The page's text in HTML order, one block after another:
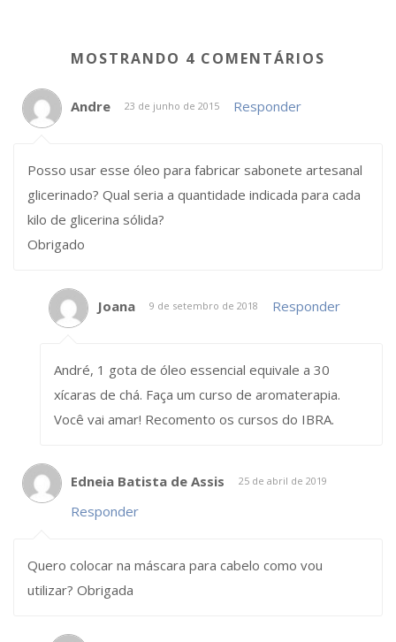
MOSTRANDO 4 COMENTÁRIOS
Andre 23 de junho de 2015 Responder
Posso usar esse óleo para fabricar sabonete artesanal
glicerinado? Qual seria a quantidade indicada para cada
kilo de glicerina sólida?
Obrigado
Joana 9 de setembro de 2018 Responder
André, 1 gota de óleo essencial equivale a 30
xícaras de chá. Faça um curso de aromaterapia.
Você vai amar! Recomento os cursos do IBRA.
Edneia Batista de Assis 25 de abril de 2019
Responder
Quero colocar na máscara para cabelo como vou
utilizar? Obrigada